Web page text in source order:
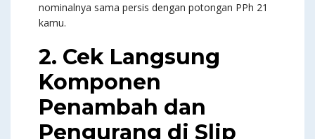
nominalnya sama persis dengan potongan PPh 21
kamu.
2. Cek Langsung
Komponen
Penambah dan
Pengurang di Slip